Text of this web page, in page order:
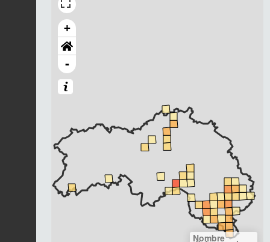
+
-
Nombre